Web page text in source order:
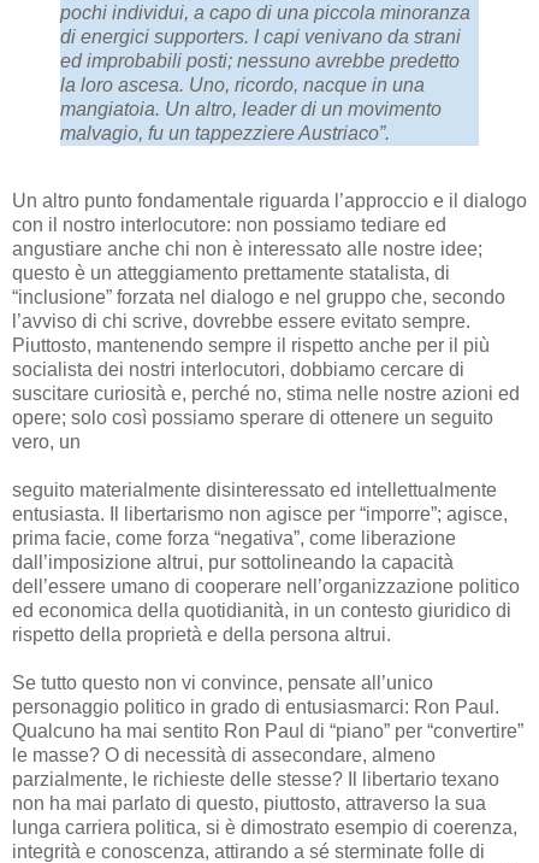
pochi individui, a capo di una piccola minoranza
di energici supporters. I capi venivano da strani
ed improbabili posti; nessuno avrebbe predetto
la loro ascesa. Uno, ricordo, nacque in una
mangiatoia. Un altro, leader di un movimento
malvagio, fu un tappezziere Austriaco”.
Un altro punto fondamentale riguarda l’approccio e il dialogo
con il nostro interlocutore: non possiamo tediare ed
angustiare anche chi non è interessato alle nostre idee;
questo è un atteggiamento prettamente statalista, di
“inclusione” forzata nel dialogo e nel gruppo che, secondo
l’avviso di chi scrive, dovrebbe essere evitato sempre.
Piuttosto, mantenendo sempre il rispetto anche per il più
socialista dei nostri interlocutori, dobbiamo cercare di
suscitare curiosità e, perché no, stima nelle nostre azioni ed
opere; solo così possiamo sperare di ottenere un seguito
vero, un
seguito materialmente disinteressato ed intellettualmente
entusiasta. Il libertarismo non agisce per “imporre”; agisce,
prima facie, come forza “negativa”, come liberazione
dall’imposizione altrui, pur sottolineando la capacità
dell’essere umano di cooperare nell’organizzazione politico
ed economica della quotidianità, in un contesto giuridico di
rispetto della proprietà e della persona altrui.
Se tutto questo non vi convince, pensate all’unico
personaggio politico in grado di entusiasmarci: Ron Paul.
Qualcuno ha mai sentito Ron Paul di “piano” per “convertire”
le masse? O di necessità di assecondare, almeno
parzialmente, le richieste delle stesse? Il libertario texano
non ha mai parlato di questo, piuttosto, attraverso la sua
lunga carriera politica, si è dimostrato esempio di coerenza,
integrità e conoscenza, attirando a sé sterminate folle di